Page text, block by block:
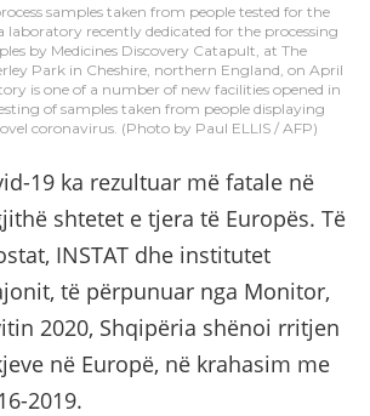
samples taken from people tested for the
laboratory recently dedicated for the processing
by Medicines Discovery Catapult, at The
Park in Cheshire, northern England, on April
is one of a number of new facilities opened in
of samples taken from people displaying
coronavirus. (Photo by Paul ELLIS / AFP)
19 ka rezultuar më fatale në
shtetet e tjera të Europës. Të
INSTAT dhe institutet
të përpunuar nga Monitor,
2020, Shqipëria shënoi rritjen
në Europë, në krahasim me
2019.